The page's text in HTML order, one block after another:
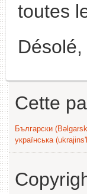
toutes
Cette
Български
українська